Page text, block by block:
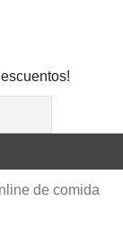
de comida